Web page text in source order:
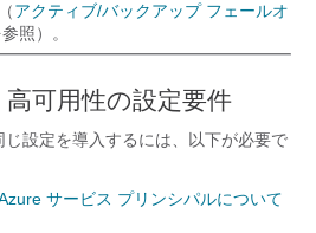
アクティブ/バックアップ フェールオ
照）。
可用性の設定要件
設定を導入するには、以下が必要で
サービス プリンシパルについて